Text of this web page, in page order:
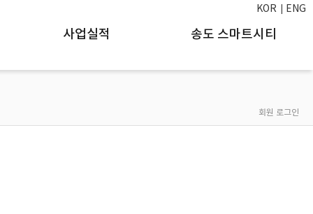
KOR ENG
사업실적 송도 스마트시티
회원 로그인